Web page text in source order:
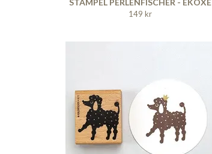
STÄMPEL PERLENFISCHER - EKOXE
149 kr